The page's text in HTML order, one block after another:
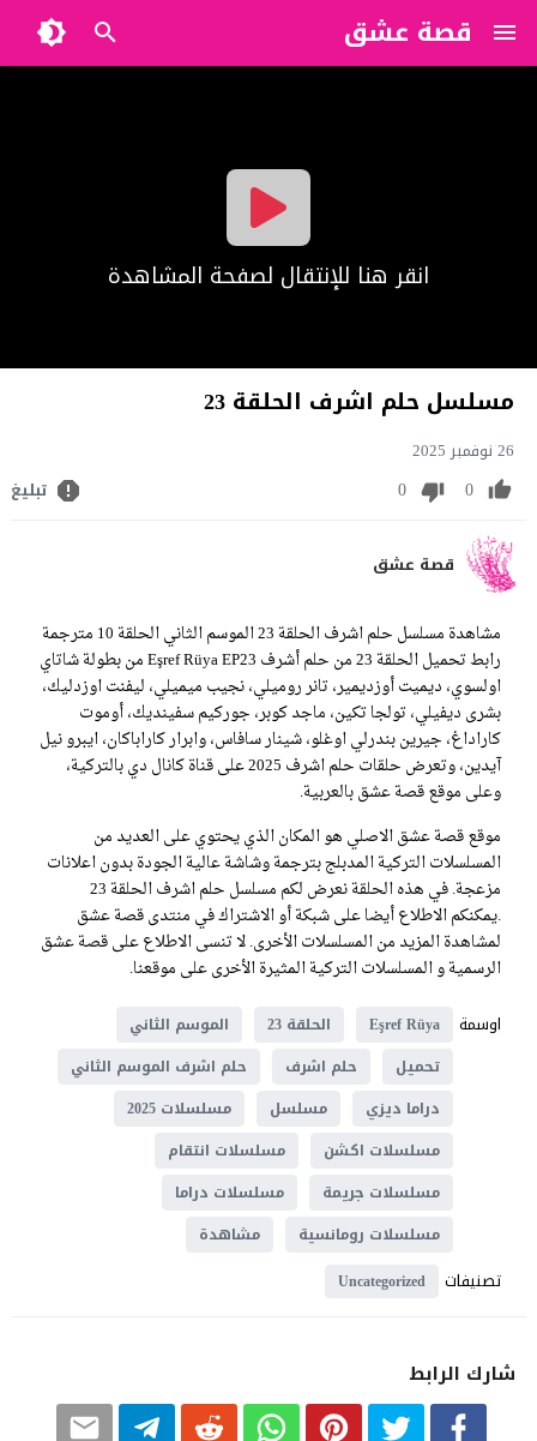
قصة عشق
?>
انقر هنا للإنتقال لصفحة المشاهدة
مسلسل حلم اشرف الحلقة 23
26 نوفمبر 2025
0
0 تبليغ
قصة عشق
مشاهدة مسلسل حلم اشرف الحلقة 23 الموسم الثاني الحلقة 10 مترجمة
رابط تحميل الحلقة 23 من حلم أشرف Eşref Rüya EP23 من بطولة شاتاي
اولسوي، ديميت أوزديمير، تانر روميلي، نجيب ميميلي، ليفنت اوزدليك،
بشرى ديفيلي، تولجا تكين، ماجد كوبر، جوركيم سفينديك، أوموت
كاراداغ، جيرين بندرلي اوغلو، شينار سافاس، وابرار كاراباكان، ايبرو نيل
آيدين، وتعرض حلقات حلم اشرف 2025 على قناة كانال دي بالتركية،
وعلى موقع قصة عشق بالعربية.
موقع قصة عشق الاصلي هو المكان الذي يحتوي على العديد من
المسلسلات التركية المدبلج بترجمة وشاشة عالية الجودة بدون اعلانات
مزعجة. في هذه الحلقة نعرض لكم مسلسل حلم اشرف الحلقة 23
.يمكنكم الاطلاع أيضا على شبكة أو الاشتراك في منتدى قصة عشق
لمشاهدة المزيد من المسلسلات الأخرى. لا تنسى الاطلاع على قصة عشق
الرسمية و المسلسلات التركية المثيرة الأخرى على موقعنا.
اوسمة
Eşref Rüya الحلقة 23
الموسم الثاني
تحميل
حلم اشرف
حلم اشرف الموسم الثاني
دراما ديزي
مسلسل
مسلسلات 2025
مسلسلات اكشن
مسلسلات انتقام
مسلسلات جريمة
مسلسلات دراما
مسلسلات رومانسية
مشاهدة
تصنيفات Uncategorized
شارك الرابط